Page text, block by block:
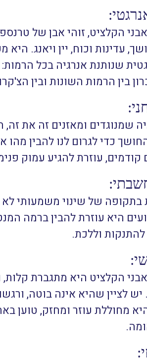
הקלציט, זוהי אבן של
עדינות וכוח, יין ויאנג.
שנותנת אנרגיה בכל
בין הרמות השונות ובין
שמנוגדים ומאזנים זה את
כדי לגרום לנו להבין
קודמים, עוזרת להגיע עמוק
בתקופה של שינוי משמעותי
היא עוזרת להבין ברמה
להתנקות וללכת.
הקלציט היא מתגברת
יש לציין שהיא אינה בוטה,
מחוללת עוזר ומחזק, טוען